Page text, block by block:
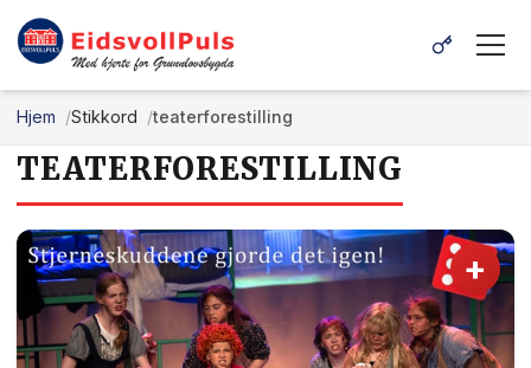
Hjem Stikkord teaterforestilling
TEATERFORESTILLING
+